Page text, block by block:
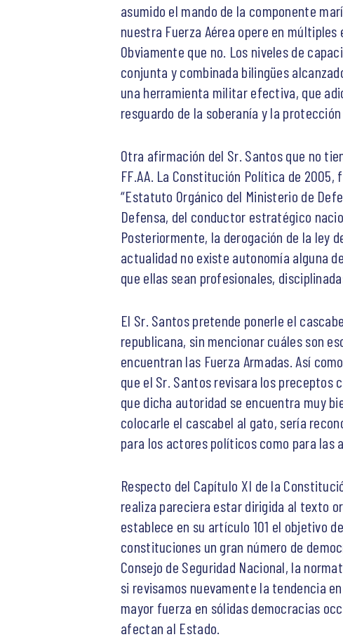
asumido el mando de la componente
nuestra Fuerza Aérea opere en
Obviamente que no. Los niveles de
conjunta y combinada bilingües
una herramienta militar efectiva, que
resguardo de la soberanía y la
Otra afirmación del Sr. Santos que no
FF.AA. La Constitución Política de
“Estatuto Orgánico del Ministerio de
Defensa, del conductor estratégico
Posteriormente, la derogación de la ley
actualidad no existe autonomía alguna
que ellas sean profesionales,
El Sr. Santos pretende ponerle el
republicana, sin mencionar cuáles son
encuentran las Fuerza Armadas. Así
que el Sr. Santos revisara los preceptos
que dicha autoridad se encuentra muy
colocarle el cascabel al gato, sería
para los actores políticos como para las
Respecto del Capítulo XI de la
realiza pareciera estar dirigida al texto
establece en su artículo 101 el objetivo
constituciones un gran número de
Consejo de Seguridad Nacional, la
si revisamos nuevamente la tendencia
mayor fuerza en sólidas democracias
afectan al Estado.